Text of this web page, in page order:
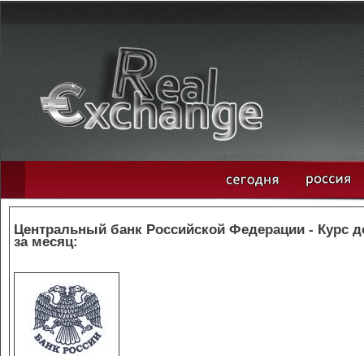
Центральный банк Российской Федерации - Курс
за месяц: